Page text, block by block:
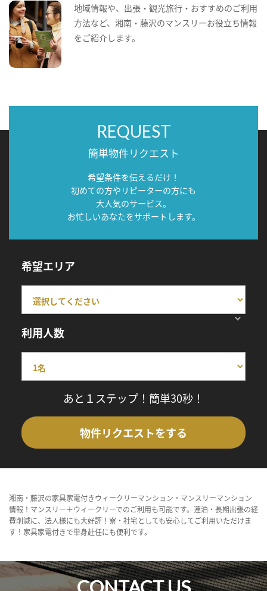
地域情報や、出張・観光旅行・おすすめのご利用
方法など、湘南・藤沢のマンスリーお役立ち情報
をご紹介します。
REQUEST
簡単物件リクエスト
希望条件を伝えるだけ！
初めての方やリピーターの方にも
大人気のサービス。
お忙しいあなたをサポートします。
希望エリア
利用人数
あと１ステップ！簡単30秒！
物件リクエストをする
湘南・藤沢の家具家電付きウィークリーマンション・マンスリーマンション
情報！マンスリー＋ウィークリーでのご利用も可能です。連泊・長期出張の経
費削減に、法人様にも大好評！寮・社宅としても安心してご利用いただけま
す！家具家電付きで単身赴任にも便利です。